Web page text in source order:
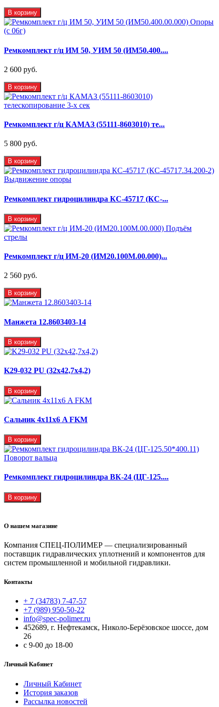
В корзину
Ремкомплект г/ц ИМ 50, УИМ 50 (ИМ50.400....
2 600 руб.
В корзину
Ремкомплект г/ц КАМАЗ (55111-8603010) те...
5 800 руб.
В корзину
Ремкомплект гидроцилиндра КС-45717 (КС-...
В корзину
Ремкомплект г/ц ИМ-20 (ИМ20.100М.00.000)...
2 560 руб.
В корзину
Манжета 12.8603403-14
В корзину
K29-032 PU (32x42,7x4,2)
В корзину
Сальник 4х11х6 A FKM
В корзину
Ремкомплект гидроцилиндра ВК-24 (ЦГ-125....
В корзину
О нашем магазине
Компания СПЕЦ-ПОЛИМЕР — специализированный
поставщик гидравлических уплотнений и компонентов для
систем промышленной и мобильной гидравлики.
Контакты
+ 7 (34783) 7-47-57
+7 (989) 950-50-22
info@spec-polimer.ru
452689, г. Нефтекамск, Николо-Берёзовское шоссе, дом
26
с 9-00 до 18-00
Личный Кабинет
Личный Кабинет
История заказов
Рассылка новостей